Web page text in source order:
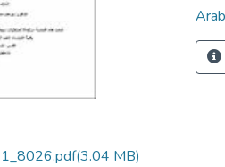
(3.04 MB)